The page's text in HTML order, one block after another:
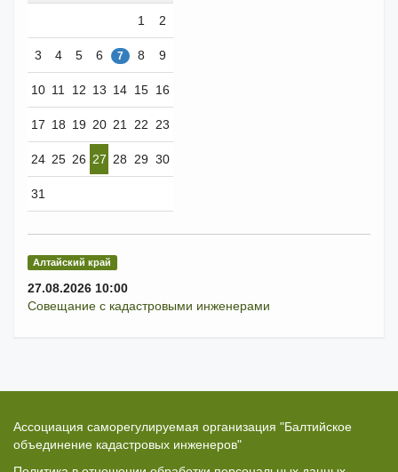
1
2
3 4 5 6 7 8 9
10 11 12 13 14 15 16
17 18 19 20 21 22 23
24 25 26 27 28 29 30
31
Алтайский край
27.08.2026 10:00
Совещание с кадастровыми инженерами
Ассоциация саморегулируемая организация "Балтийское
объединение кадастровых инженеров"